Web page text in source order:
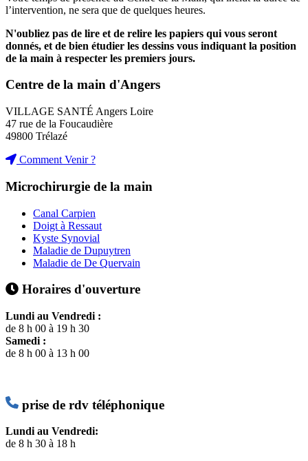
l’intervention, ne sera que de quelques heures.
N'oubliez pas de lire et de relire les papiers qui vous seront
donnés, et de bien étudier les dessins vous indiquant la position
de la main à respecter les premiers jours.
Centre de la main d'Angers
VILLAGE SANTÉ Angers Loire
47 rue de la Foucaudière
49800 Trélazé
Comment Venir ?
Microchirurgie de la main
Canal Carpien
Doigt à Ressaut
Kyste Synovial
Maladie de Dupuytren
Maladie de De Quervain
Horaires d'ouverture
Lundi au Vendredi :
de 8 h 00 à 19 h 30
Samedi :
de 8 h 00 à 13 h 00
prise de rdv téléphonique
Lundi au Vendredi:
de 8 h 30 à 18 h